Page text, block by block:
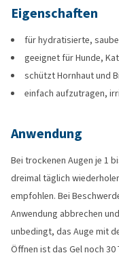
Eigenschaften
für hydratisierte,
geeignet für Hunde,
schützt Hornhaut und
einfach aufzutragen,
Anwendung
Bei trockenen Augen je 1
dreimal täglich
empfohlen. Bei
Anwendung abbrechen
unbedingt, das Auge mit
Öffnen ist das Gel noch 30